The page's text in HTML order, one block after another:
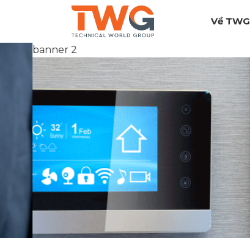
Về TWG
banner 2